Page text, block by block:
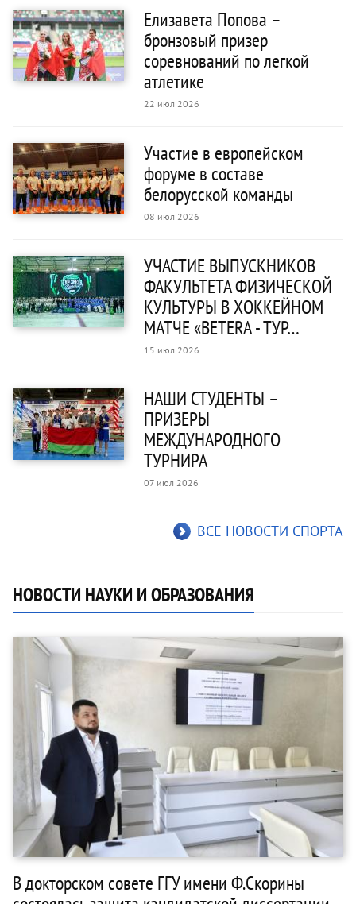
Елизавета Попова –
бронзовый призер
соревнований по легкой
атлетике
22 июл 2026
УЧАСТИЕ ВЫПУСКНИКОВ
ФАКУЛЬТЕТА ФИЗИЧЕСКОЙ
КУЛЬТУРЫ В ХОККЕЙНОМ
МАТЧЕ «BETERA - ТУР…
15 июл 2026
Участие в европейском
форуме в составе
белорусской команды
08 июл 2026
НАШИ СТУДЕНТЫ –
ПРИЗЕРЫ
МЕЖДУНАРОДНОГО
ТУРНИРА
07 июл 2026
ВСЕ НОВОСТИ СПОРТА
НОВОСТИ НАУКИ И ОБРАЗОВАНИЯ
В докторском совете ГГУ имени Ф.Скорины